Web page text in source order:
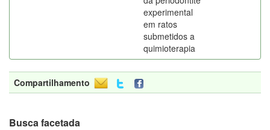
experimental
em ratos
submetidos a
quimioterapia
Compartilhamento
Busca facetada